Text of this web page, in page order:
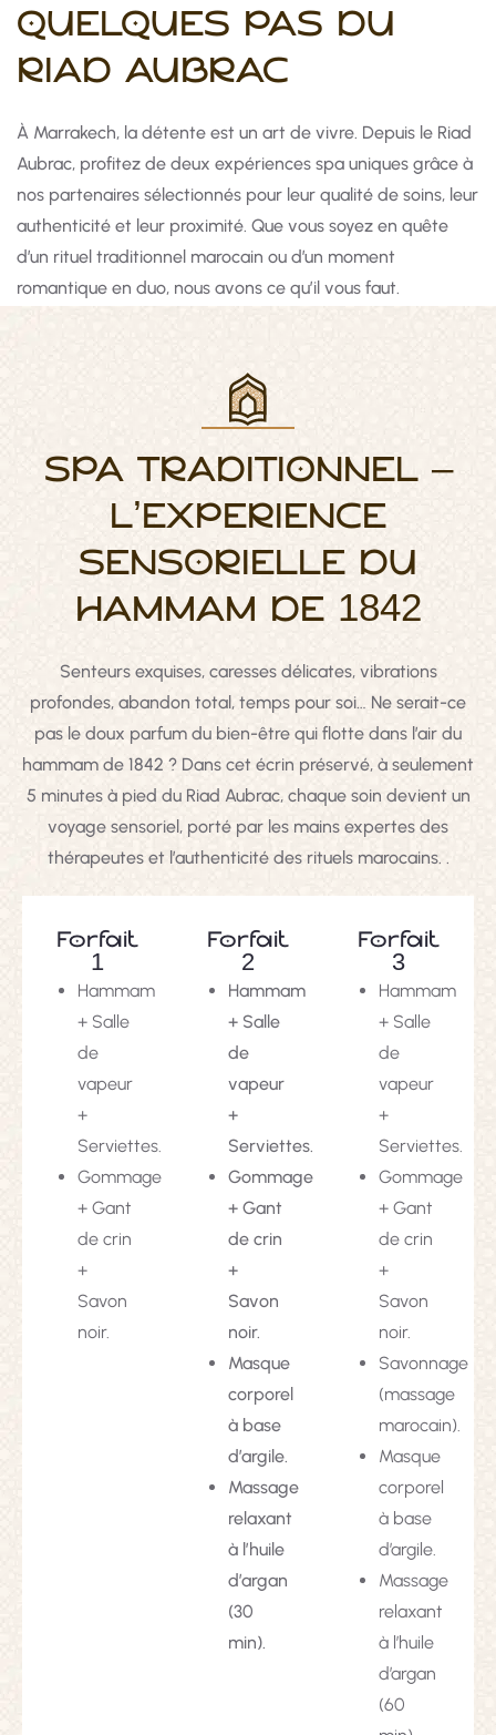
QUELQUES PAS DU
RIAD AUBRAC
À Marrakech, la détente est un art de vivre. Depuis le Riad
Aubrac, profitez de deux expériences spa uniques grâce à
nos partenaires sélectionnés pour leur qualité de soins, leur
authenticité et leur proximité. Que vous soyez en quête
d’un rituel traditionnel marocain ou d’un moment
romantique en duo, nous avons ce qu’il vous faut.
SPA TRADITIONNEL –
L’EXPÉRIENCE
SENSORIELLE DU
HAMMAM DE 1842
Senteurs exquises, caresses délicates, vibrations
profondes, abandon total, temps pour soi… Ne serait-ce
pas le doux parfum du bien-être qui flotte dans l’air du
hammam de 1842 ? Dans cet écrin préservé, à seulement
5 minutes à pied du Riad Aubrac, chaque soin devient un
voyage sensoriel, porté par les mains expertes des
thérapeutes et l’authenticité des rituels marocains. .
Forfait
1
Hammam
+ Salle
de
vapeur
+
Serviettes.
Gommage
+ Gant
de crin
+
Savon
noir.
Forfait
2
Hammam
+ Salle
de
vapeur
+
Serviettes.
Gommage
+ Gant
de crin
+
Savon
noir.
Masque
corporel
à base
d’argile.
Massage
relaxant
à l’huile
d’argan
(30
min).
Forfait
3
Hammam
+ Salle
de
vapeur
+
Serviettes.
Gommage
+ Gant
de crin
+
Savon
noir.
Savonnage
(massage
marocain).
Masque
corporel
à base
d’argile.
Massage
relaxant
à l’huile
d’argan
(60